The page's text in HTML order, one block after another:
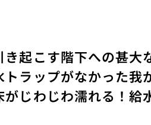
起こす階下への甚大
ラップがなかった我
がじわじわ濡れる！給